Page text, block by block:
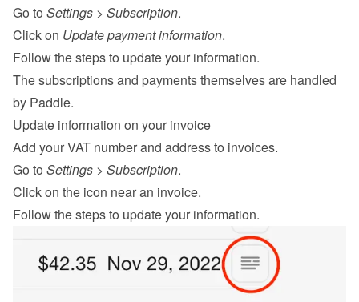
Go to Settings > Subscription.
Click on Update payment information.
Follow the steps to update your information.
The subscriptions and payments themselves are handled
by Paddle.
Update information on your invoice
Add your VAT number and address to invoices.
Go to Settings > Subscription.
Click on the icon near an invoice.
Follow the steps to update your information.